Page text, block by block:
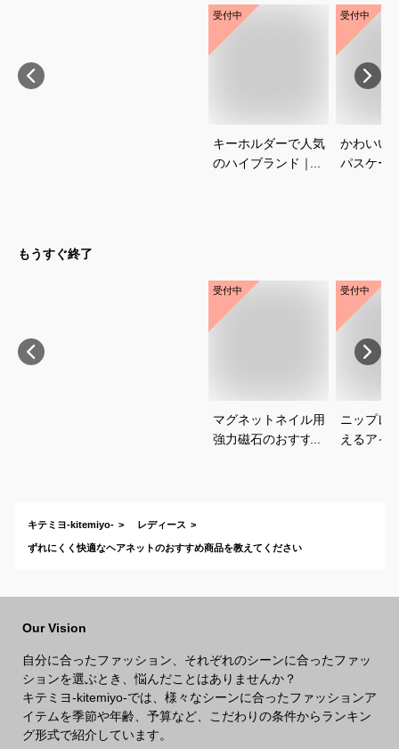
受付中
キーホルダーで人気
のハイブランド｜プ
受付中
かわいい
パスケー
もうすぐ終了
受付中
マグネットネイル用
強力磁石のおすすめ
受付中
ニップレ
えるアイ
キテミヨ-kitemiyo- レディース
ずれにくく快適なヘアネットのおすすめ商品を教えてください
Our Vision
自分に合ったファッション、それぞれのシーンに合ったファッ
ションを選ぶとき、悩んだことはありませんか？
キテミヨ-kitemiyo-では、様々なシーンに合ったファッションア
イテムを季節や年齢、予算など、こだわりの条件からランキン
グ形式で紹介しています。